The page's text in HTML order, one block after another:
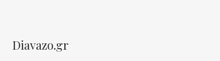
Diavazo.gr